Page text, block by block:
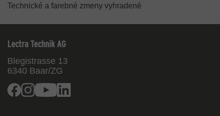
Technické a farebné zmeny vyhradené
Lectra Technik AG
Blegistrasse 13
6340 Baar/ZG
Facebook
InstagramYoutube